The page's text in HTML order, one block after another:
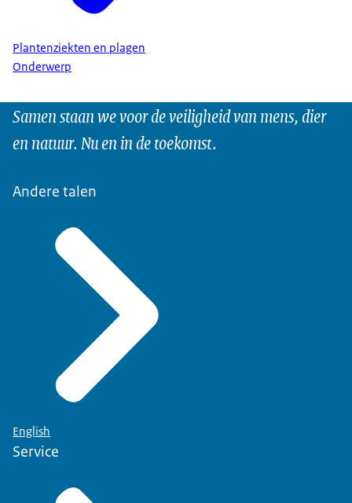
Plantenziekten en plagen
Onderwerp
Samen staan we voor de veiligheid van mens, dier
en natuur. Nu en in de toekomst.
Andere talen
English
Service